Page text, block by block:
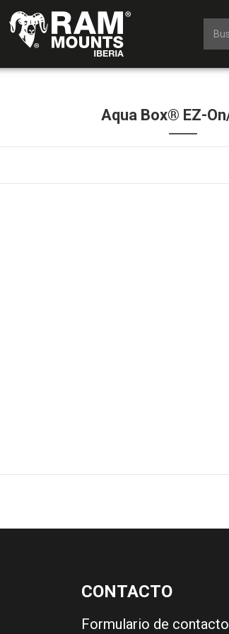
Aqua Box® EZ-
CONTACTO
Formulario de contacto